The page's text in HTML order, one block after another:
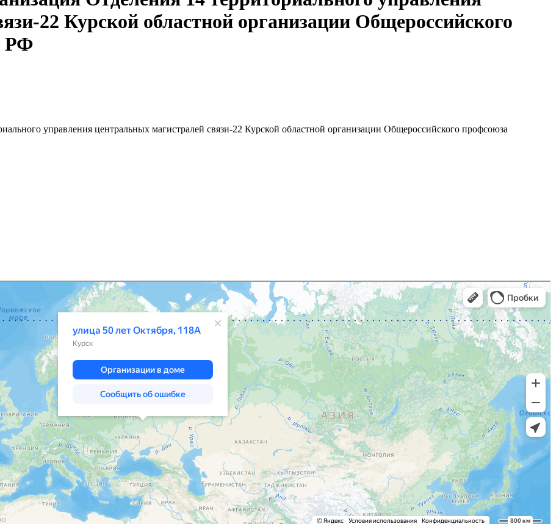
22 Курской областной организации Общероссийского
РФ
управления центральных магистралей связи-22 Курской областной организации Общероссийского профсоюза